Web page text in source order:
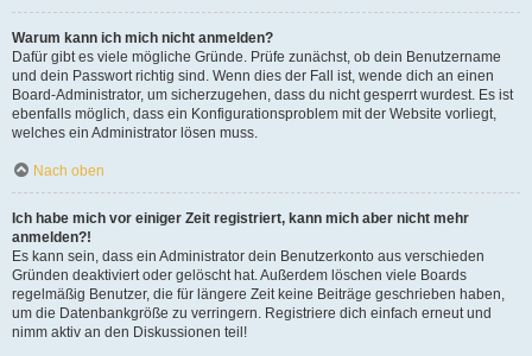
Warum kann ich mich nicht anmelden?
Dafür gibt es viele mögliche Gründe. Prüfe zunächst, ob dein Benutzername
und dein Passwort richtig sind. Wenn dies der Fall ist, wende dich an einen
Board-Administrator, um sicherzugehen, dass du nicht gesperrt wurdest. Es ist
ebenfalls möglich, dass ein Konfigurationsproblem mit der Website vorliegt,
welches ein Administrator lösen muss.
Nach oben
Ich habe mich vor einiger Zeit registriert, kann mich aber nicht mehr
anmelden?!
Es kann sein, dass ein Administrator dein Benutzerkonto aus verschieden
Gründen deaktiviert oder gelöscht hat. Außerdem löschen viele Boards
regelmäßig Benutzer, die für längere Zeit keine Beiträge geschrieben haben,
um die Datenbankgröße zu verringern. Registriere dich einfach erneut und
nimm aktiv an den Diskussionen teil!